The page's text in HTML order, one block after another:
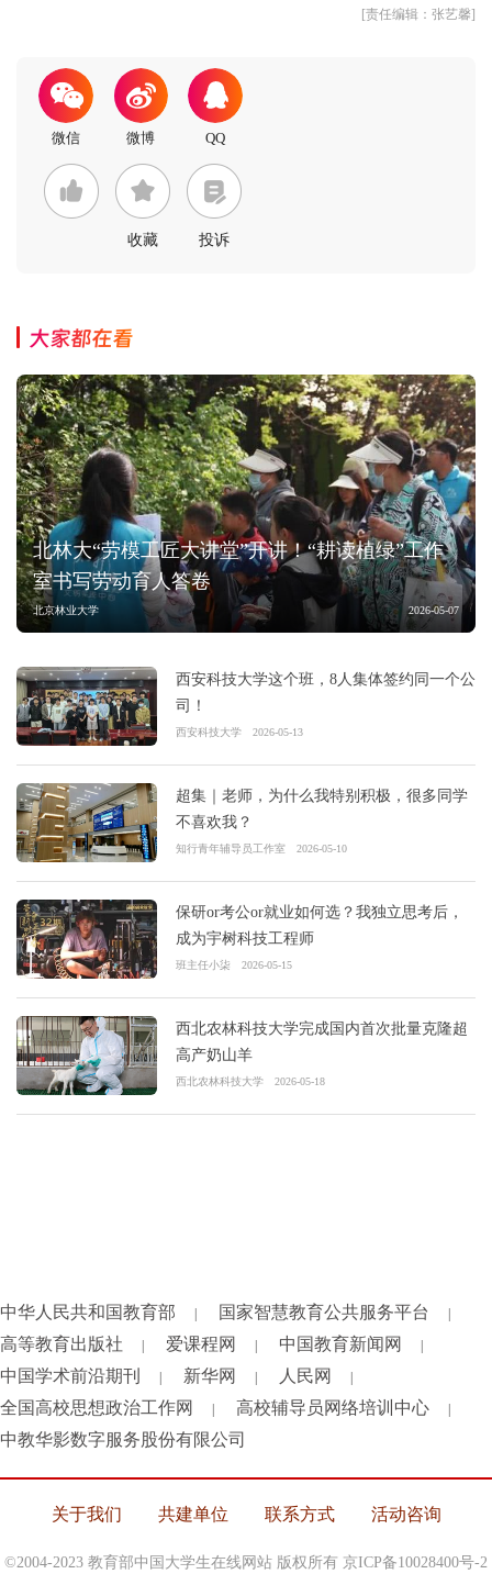
[责任编辑：张艺馨]
收藏 投诉
大家都在看
北林大“劳模工匠大讲堂”开讲！“耕读植绿”工作
室书写劳动育人答卷
北京林业大学 2026-05-07
西安科技大学这个班，8人集体签约同一个公
司！
西安科技大学 2026-05-13
超集｜老师，为什么我特别积极，很多同学
不喜欢我？
知行青年辅导员工作室 2026-05-10
保研or考公or就业如何选？我独立思考后，
成为宇树科技工程师
班主任小柒 2026-05-15
西北农林科技大学完成国内首次批量克隆超
高产奶山羊
西北农林科技大学 2026-05-18
中华人民共和国教育部 国家智慧教育公共服务平台
高等教育出版社 爱课程网 中国教育新闻网
中国学术前沿期刊 新华网 人民网
全国高校思想政治工作网 高校辅导员网络培训中心
中教华影数字服务股份有限公司
关于我们 共建单位 联系方式 活动咨询
©2004-2023 教育部中国大学生在线网站 版权所有 京ICP备10028400号-2